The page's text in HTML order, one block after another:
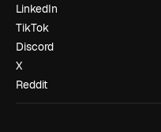
LinkedIn
TikTok
Discord
X
Reddit